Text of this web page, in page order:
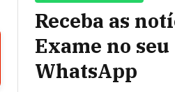
Receba as
Exame no seu
WhatsApp